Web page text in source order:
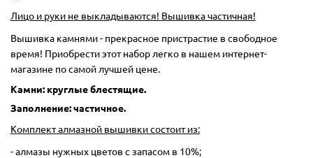
Лицо и руки не выкладываются! Вышивка частичная!
Вышивка камнями - прекрасное пристрастие в свободное
время! Приобрести этот набор легко в нашем интернет-
магазине по самой лучшей цене.
Камни: круглые блестящие.
Заполнение: частичное.
Комплект алмазной вышивки состоит из:
- алмазы нужных цветов с запасом в 10%;